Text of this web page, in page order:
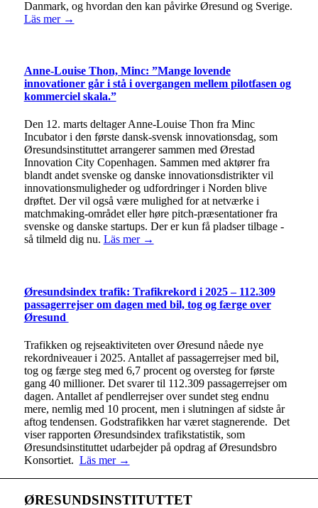
Danmark, og hvordan den kan påvirke Øresund og Sverige.
Läs mer →
Anne-Louise Thon, Minc: ”Mange lovende
innovationer går i stå i overgangen mellem pilotfasen og
kommerciel skala.”
Den 12. marts deltager Anne-Louise Thon fra Minc
Incubator i den første dansk-svensk innovationsdag, som
Øresundsinstituttet arrangerer sammen med Ørestad
Innovation City Copenhagen. Sammen med aktører fra
blandt andet svenske og danske innovationsdistrikter vil
innovationsmuligheder og udfordringer i Norden blive
drøftet. Der vil også være mulighed for at netværke i
matchmaking-området eller høre pitch-præsentationer fra
svenske og danske startups. Der er kun få pladser tilbage -
så tilmeld dig nu. Läs mer →
Øresundsindex trafik: Trafikrekord i 2025 – 112.309
passagerrejser om dagen med bil, tog og færge over
Øresund
Trafikken og rejseaktiviteten over Øresund nåede nye
rekordniveauer i 2025. Antallet af passagerrejser med bil,
tog og færge steg med 6,7 procent og oversteg for første
gang 40 millioner. Det svarer til 112.309 passagerrejser om
dagen. Antallet af pendlerrejser over sundet steg endnu
mere, nemlig med 10 procent, men i slutningen af sidste år
aftog tendensen. Godstrafikken har været stagnerende. Det
viser rapporten Øresundsindex trafikstatistik, som
Øresundsinstituttet udarbejder på opdrag af Øresundsbro
Konsortiet. Läs mer →
ØRESUNDSINSTITUTTET